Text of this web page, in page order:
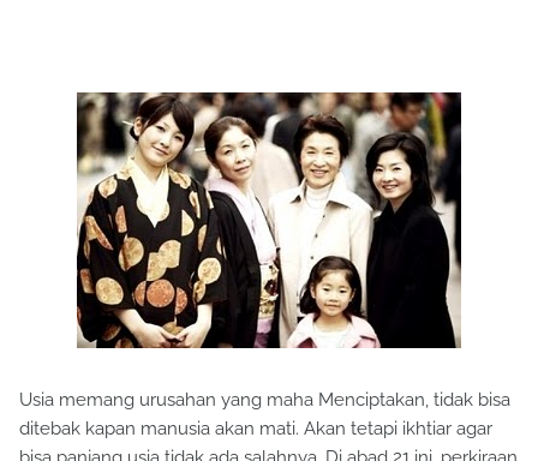
Usia memang urusahan yang maha Menciptakan, tidak bisa
ditebak kapan manusia akan mati. Akan tetapi ikhtiar agar